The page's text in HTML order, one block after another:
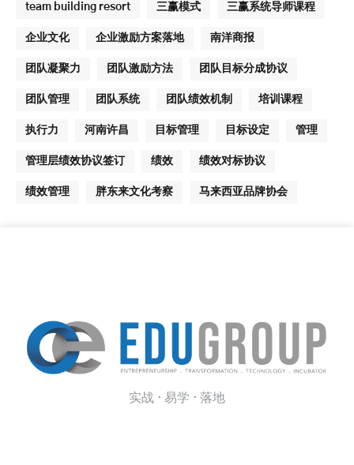
team building resort 三赢模式 三赢系统导师课程
企业文化 企业激励方案落地 南洋商报
团队凝聚力 团队激励方法 团队目标分成协议
团队管理 团队系统 团队绩效机制 培训课程
执行力 河南许昌 目标管理 目标设定 管理
管理层绩效协议签订 绩效 绩效对标协议
绩效管理 胖东来文化考察 马来西亚品牌协会
实战 · 易学 · 落地